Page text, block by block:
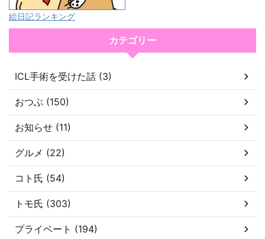
絵日記ランキング
カテゴリー
ICL手術を受けた話 (3)
おつぶ (150)
お知らせ (11)
グルメ (22)
コト氏 (54)
トモ氏 (303)
プライベート (194)